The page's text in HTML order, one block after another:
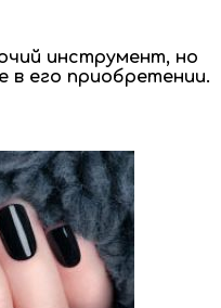
инструмент, но
в его приобретении.